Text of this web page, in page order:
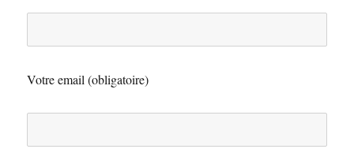
Votre email (obligatoire)